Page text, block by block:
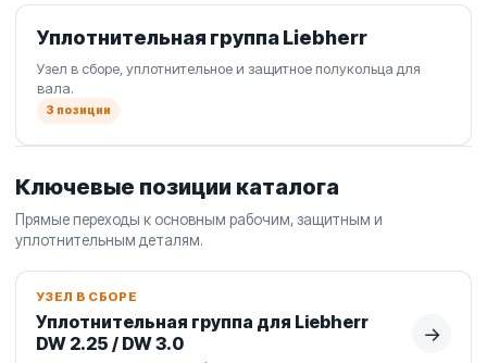
Уплотнительная группа Liebherr
Узел в сборе, уплотнительное и защитное полукольца для
вала.
3 позиции
Ключевые позиции каталога
Прямые переходы к основным рабочим, защитным и
уплотнительным деталям.
УЗЕЛ В СБОРЕ
Уплотнительная группа для Liebherr
DW 2.25 / DW 3.0
→